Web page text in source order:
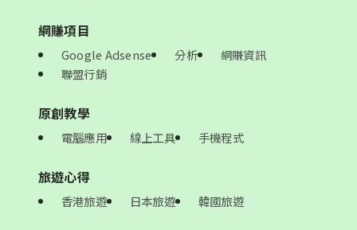
網賺項目
Google Adsense 分析
網賺資訊
聯盟行銷
原創教學
電腦應用 線上工具 手機程式
旅遊心得
香港旅遊 日本旅遊 韓國旅遊